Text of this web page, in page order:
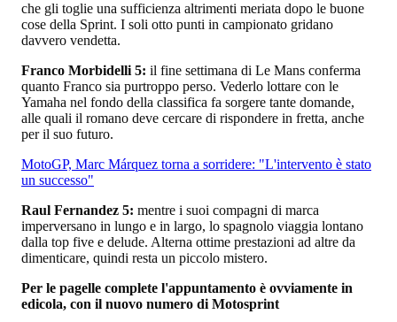
che gli toglie una sufficienza altrimenti meriata dopo le buone
cose della Sprint. I soli otto punti in campionato gridano
davvero vendetta.
Franco Morbidelli 5: il fine settimana di Le Mans conferma
quanto Franco sia purtroppo perso. Vederlo lottare con le
Yamaha nel fondo della classifica fa sorgere tante domande,
alle quali il romano deve cercare di rispondere in fretta, anche
per il suo futuro.
MotoGP, Marc Márquez torna a sorridere: "L'intervento è stato
un successo"
Raul Fernandez 5: mentre i suoi compagni di marca
imperversano in lungo e in largo, lo spagnolo viaggia lontano
dalla top five e delude. Alterna ottime prestazioni ad altre da
dimenticare, quindi resta un piccolo mistero.
Per le pagelle complete l'appuntamento è ovviamente in
edicola, con il nuovo numero di Motosprint